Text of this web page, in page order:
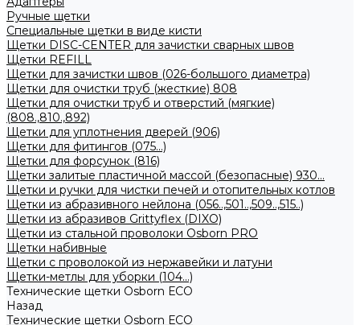
Ручные щетки
Специальные щетки в виде кисти
Щетки DISC-CENTER для зачистки сварных швов
Щетки REFILL
Щетки для зачистки швов (026-большого диаметра)
Щетки для очистки труб (жесткие) 808
Щетки для очистки труб и отверстий (мягкие)
(808.,810.,892)
Щетки для уплотнения дверей (906)
Щетки для фитингов (075...)
Щетки для форсунок (816)
Щетки залитые пластичной массой (безопасные) 930...
Щетки и ручки для чистки печей и отопительных котлов
Щетки из абразивного нейлона (056..,501..,509..,515..)
Щетки из абразивов Grittyflex (DIXO)
Щетки из стальной проволоки Osborn PRO
Щетки набивные
Щетки с проволокой из нержавейки и латуни
Щетки-метлы для уборки (104...)
Технические щетки Osborn ЕСО
Назад
Технические щетки Osborn ЕСО